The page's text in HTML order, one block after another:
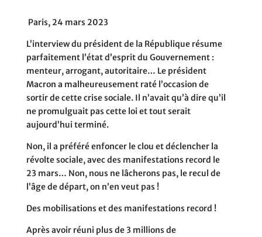
Paris, 24 mars 2023
L’interview du président de la République résume
parfaitement l’état d’esprit du Gouvernement :
menteur, arrogant, autoritaire… Le président
Macron a malheureusement raté l’occasion de
sortir de cette crise sociale. Il n’avait qu’à dire qu’il
ne promulguait pas cette loi et tout serait
aujourd’hui terminé.
Non, il a préféré enfoncer le clou et déclencher la
révolte sociale, avec des manifestations record le
23 mars… Non, nous ne lâcherons pas, le recul de
l’âge de départ, on n’en veut pas !
Des mobilisations et des manifestations record !
Après avoir réuni plus de 3 millions de